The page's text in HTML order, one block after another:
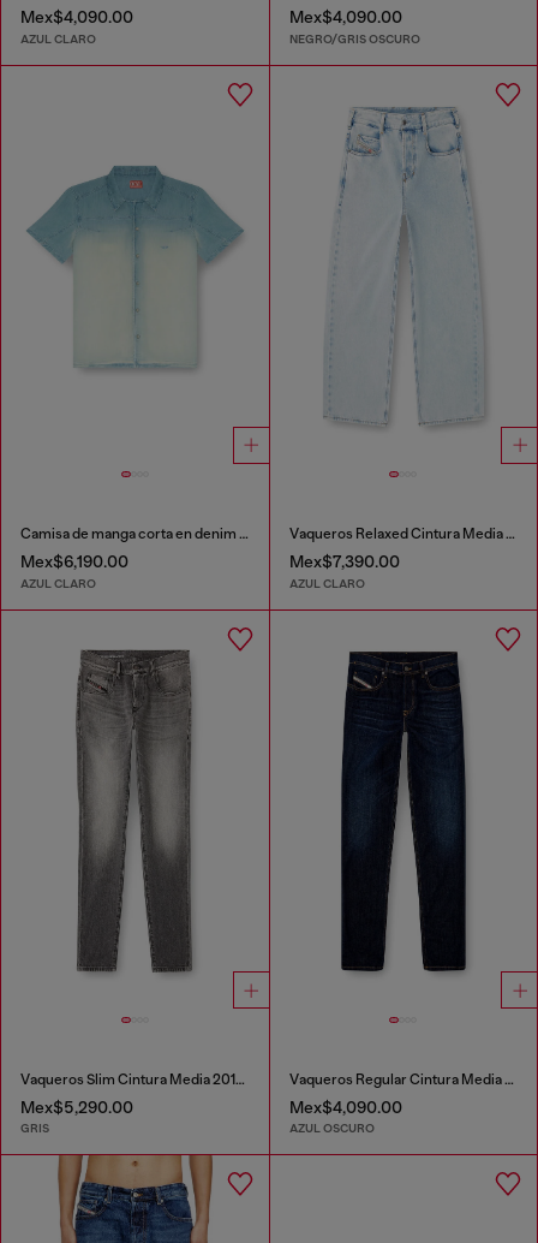
Mex$4,090.00
AZUL CLARO
Mex$4,090.00
NEGRO/GRIS OSCURO
Camisa de manga corta en denim fluido con lavado oscuro
Mex$6,190.00
AZUL CLARO
Vaqueros Relaxed Cintura Media 1997 D-Enim-M
Mex$7,390.00
AZUL CLARO
Vaqueros Slim Cintura Media 2019 D-Strukt
Mex$5,290.00
GRIS
Vaqueros Regular Cintura Media 2023 D-Finitive
Mex$4,090.00
AZUL OSCURO